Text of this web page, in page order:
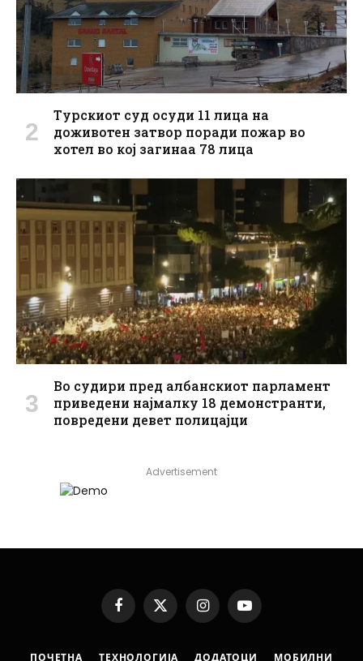
Турскиот суд осуди 11 лица на
доживотен затвор поради пожар во
хотел во кој загинаа 78 лица
Во судири пред албанскиот парламент
приведени најмалку 18 демонстранти,
повредени девет полицајци
Advertisement
Facebook
X
(Twitter)
InstagramYouTube
ПОЧЕТНА ТЕХНОЛОГИЈА ДОДАТОЦИ МОБИЛНИ